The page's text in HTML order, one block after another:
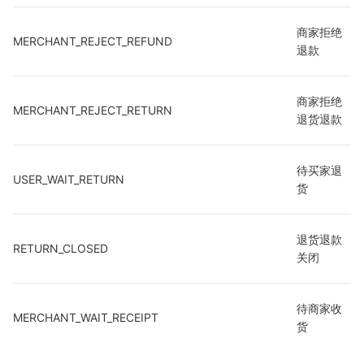
MERCHANT_REJECT_REFUND
商家拒绝
退款
MERCHANT_REJECT_RETURN
商家拒绝
退货退款
USER_WAIT_RETURN
待买家退
货
RETURN_CLOSED
退货退款
关闭
MERCHANT_WAIT_RECEIPT
待商家收
货